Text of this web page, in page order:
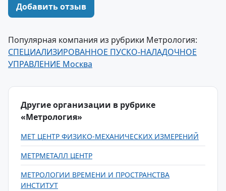
Добавить отзыв
Популярная компания из рубрики Метрология:
СПЕЦИАЛИЗИРОВАННОЕ ПУСКО-НАЛАДОЧНОЕ
УПРАВЛЕНИЕ Москва
Другие организации в рубрике
«Метрология»
МЕТ ЦЕНТР ФИЗИКО-МЕХАНИЧЕСКИХ ИЗМЕРЕНИЙ
МЕТРМЕТАЛЛ ЦЕНТР
МЕТРОЛОГИИ ВРЕМЕНИ И ПРОСТРАНСТВА
ИНСТИТУТ